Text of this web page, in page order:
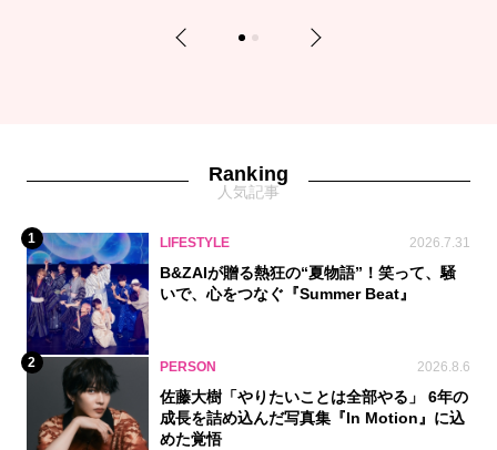
Previous 1 2 Next
Ranking
人気記事
1 LIFESTYLE 2026.7.31
B&ZAIが贈る熱狂の“夏物語”！笑って、騒
いで、心をつなぐ『Summer Beat』
2 PERSON 2026.8.6
佐藤大樹「やりたいことは全部やる」 6年の
成長を詰め込んだ写真集『In Motion』に込
めた覚悟